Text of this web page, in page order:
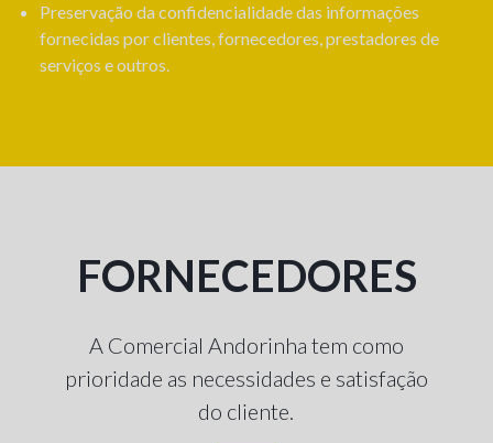
Preservação da confidencialidade das informações
fornecidas por clientes, fornecedores, prestadores de
serviços e outros.
FORNECEDORES
A Comercial Andorinha tem como
prioridade as necessidades e satisfação
do cliente.